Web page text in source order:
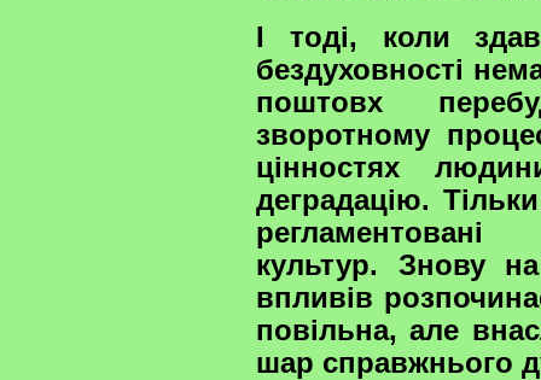
І тоді, коли
бездуховності
поштовх
зворотному
цінностях
деградацію.
культур. Знову
впливів
повільна, але
шар справжнього